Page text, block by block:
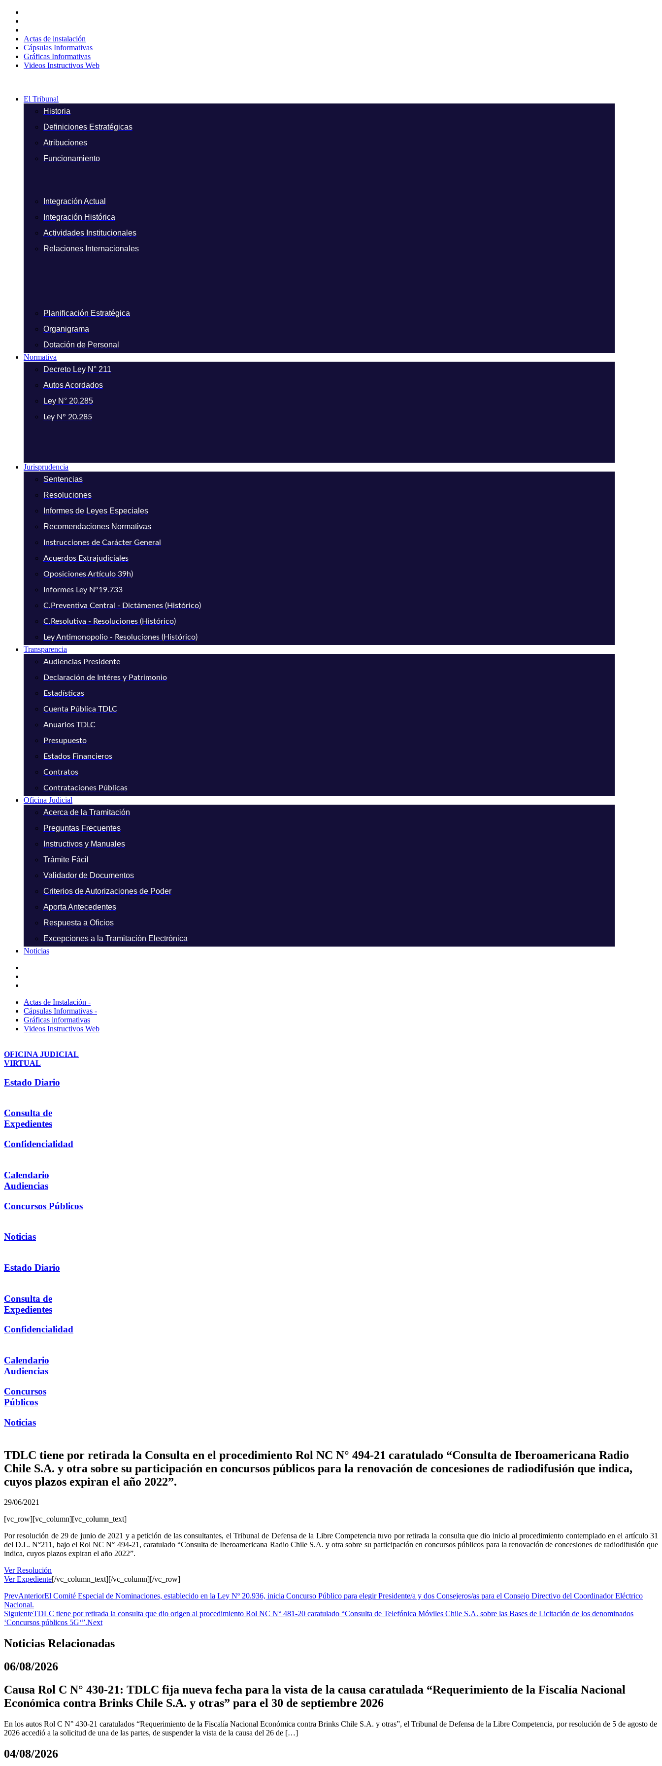
contenido
Actas de instalación
Cápsulas Informativas
Gráficas Informativas
Videos Instructivos Web
El Tribunal
Historia
Definiciones Estratégicas
Atribuciones
Funcionamiento
Integración Actual
Integración Histórica
Actividades Institucionales
Relaciones Internacionales
Planificación Estratégica
Organigrama
Dotación de Personal
Normativa
Decreto Ley N° 211
Autos Acordados
Ley N° 20.285
Ley N° 20.285
Jurisprudencia
Sentencias
Resoluciones
Informes de Leyes Especiales
Recomendaciones Normativas
Instrucciones de Carácter General
Acuerdos Extrajudiciales
Oposiciones Artículo 39h)
Informes Ley N°19.733
C.Preventiva Central - Dictámenes (Histórico)
C.Resolutiva - Resoluciones (Histórico)
Ley Antimonopolio - Resoluciones (Histórico)
Transparencia
Audiencias Presidente
Declaración de Intéres y Patrimonio
Estadísticas
Cuenta Pública TDLC
Anuarios TDLC
Presupuesto
Estados Financieros
Contratos
Contrataciones Públicas
Oficina Judicial
Acerca de la Tramitación
Preguntas Frecuentes
Instructivos y Manuales
Trámite Fácil
Validador de Documentos
Criterios de Autorizaciones de Poder
Aporta Antecedentes
Respuesta a Oficios
Excepciones a la Tramitación Electrónica
Noticias
Actas de Instalación -
Cápsulas Informativas -
Gráficas informativas
Videos Instructivos Web
OFICINA JUDICIAL
VIRTUAL
Estado Diario
Consulta de
Expedientes
Confidencialidad
Calendario
Audiencias
Concursos Públicos
Noticias
Estado Diario
Consulta de
Expedientes
Confidencialidad
Calendario
Audiencias
Concursos
Públicos
Noticias
TDLC tiene por retirada la Consulta en el procedimiento Rol NC N° 494-21 caratulado “Consulta de Iberoamericana Radio
Chile S.A. y otra sobre su participación en concursos públicos para la renovación de concesiones de radiodifusión que indica,
cuyos plazos expiran el año 2022”.
29/06/2021
[vc_row][vc_column][vc_column_text]
Por resolución de 29 de junio de 2021 y a petición de las consultantes, el Tribunal de Defensa de la Libre Competencia tuvo por retirada la consulta que dio inicio al procedimiento contemplado en el artículo 31
del D.L. N°211, bajo el Rol NC N° 494-21, caratulado “Consulta de Iberoamericana Radio Chile S.A. y otra sobre su participación en concursos públicos para la renovación de concesiones de radiodifusión que
indica, cuyos plazos expiran el año 2022”.
Ver Resolución
Ver Expediente[/vc_column_text][/vc_column][/vc_row]
PrevAnteriorEl Comité Especial de Nominaciones, establecido en la Ley Nº 20.936, inicia Concurso Público para elegir Presidente/a y dos Consejeros/as para el Consejo Directivo del Coordinador Eléctrico
Nacional.
SiguienteTDLC tiene por retirada la consulta que dio origen al procedimiento Rol NC N° 481-20 caratulado “Consulta de Telefónica Móviles Chile S.A. sobre las Bases de Licitación de los denominados
‘Concursos públicos 5G‘”.Next
Noticias Relacionadas
06/08/2026
Causa Rol C N° 430-21: TDLC fija nueva fecha para la vista de la causa caratulada “Requerimiento de la Fiscalía Nacional
Económica contra Brinks Chile S.A. y otras” para el 30 de septiembre 2026
En los autos Rol C N° 430-21 caratulados “Requerimiento de la Fiscalía Nacional Económica contra Brinks Chile S.A. y otras”, el Tribunal de Defensa de la Libre Competencia, por resolución de 5 de agosto de
2026 accedió a la solicitud de una de las partes, de suspender la vista de la causa del 26 de […]
04/08/2026